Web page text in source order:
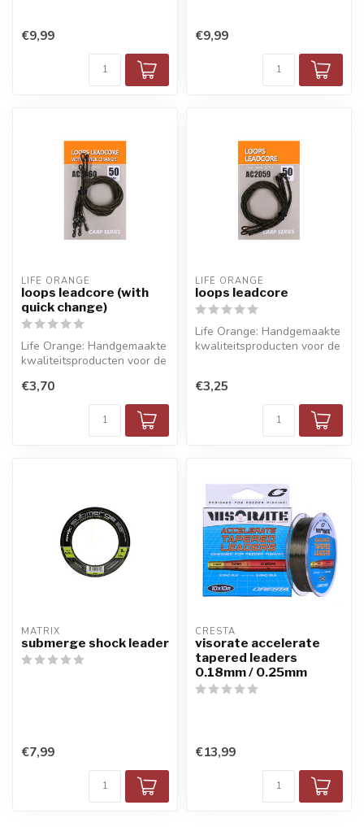
€9,99 €9,99
LIFE ORANGE
loops leadcore (with
quick change)
Life Orange: Handgemaakte
kwaliteitsproducten voor de
€3,70
LIFE ORANGE
loops leadcore
Life Orange: Handgemaakte
kwaliteitsproducten voor de
€3,25
MATRIX
submerge shock leader
€7,99
CRESTA
visorate accelerate
tapered leaders
0.18mm / 0.25mm
€13,99